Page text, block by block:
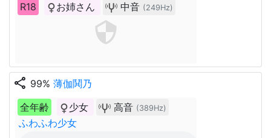
R18
お姉さん 中音 (249Hz)
share 99% 薄伽鬨乃
全年齢
少女 高音 (389Hz)
ふわふわ少女